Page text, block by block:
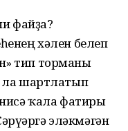
файҙа?
хәлен белеп
тип торманы
ла шартлатып
ҡала фатиры
эләкмәгән